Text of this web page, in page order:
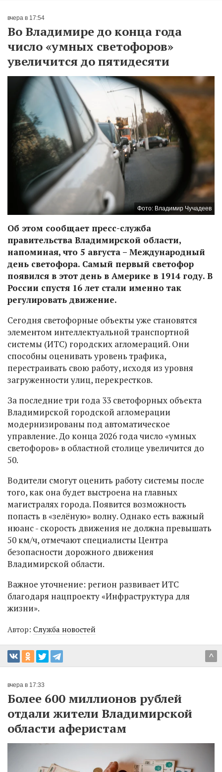
вчера в 17:54
Во Владимире до конца года
число «умных светофоров»
увеличится до пятидесяти
Фото: Владимир Чучадеев
Об этом сообщает пресс-служба
правительства Владимирской области,
напоминая, что 5 августа – Международный
день светофора. Самый первый светофор
появился в этот день в Америке в 1914 году. В
России спустя 16 лет стали именно так
регулировать движение.
Сегодня светофорные объекты уже становятся
элементом интеллектуальной транспортной
системы (ИТС) городских агломераций. Они
способны оценивать уровень трафика,
перестраивать свою работу, исходя из уровня
загруженности улиц, перекрестков.
За последние три года 33 светофорных объекта
Владимирской городской агломерации
модернизированы под автоматическое
управление. До конца 2026 года число «умных
светофоров» в областной столице увеличится до
50.
Водители смогут оценить работу системы после
того, как она будет выстроена на главных
магистралях города. Появится возможность
попасть в «зелёную» волну. Однако есть важный
нюанс - скорость движения не должна превышать
50 км/ч, отмечают специалисты Центра
безопасности дорожного движения
Владимирской области.
Важное уточнение: регион развивает ИТС
благодаря нацпроекту «Инфраструктура для
жизни».
Автор: Служба новостей
^
вчера в 17:33
Более 600 миллионов рублей
отдали жители Владимирской
области аферистам